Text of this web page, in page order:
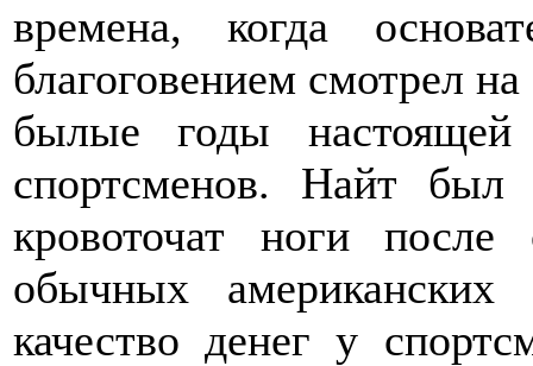
времена, когда
благоговением смотрел
былые годы настоящей
спортсменов. Найт
кровоточат ноги после
обычных
качество денег у